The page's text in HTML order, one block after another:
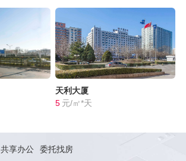
天利大厦
5 元/㎡*天
共享办公 委托找房